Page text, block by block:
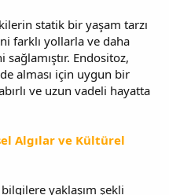
statik bir yaşam tarzı
farklı yollarla ve daha
Endositoz,
alması için uygun bir
ve uzun vadeli hayatta
Algılar ve Kültürel
yaklaşım şekli